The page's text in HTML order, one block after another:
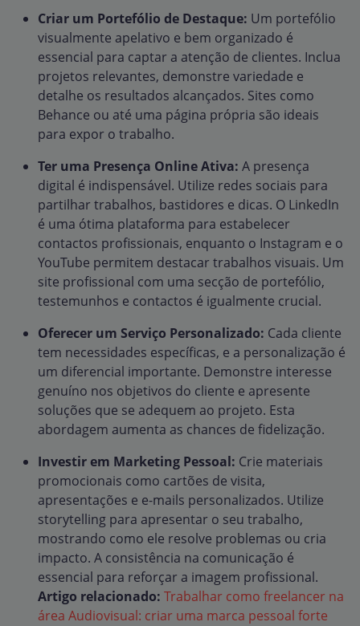
Criar um Portefólio de Destaque: Um portefólio
visualmente apelativo e bem organizado é
essencial para captar a atenção de clientes. Inclua
projetos relevantes, demonstre variedade e
detalhe os resultados alcançados. Sites como
Behance ou até uma página própria são ideais
para expor o trabalho.
Ter uma Presença Online Ativa: A presença
digital é indispensável. Utilize redes sociais para
partilhar trabalhos, bastidores e dicas. O LinkedIn
é uma ótima plataforma para estabelecer
contactos profissionais, enquanto o Instagram e o
YouTube permitem destacar trabalhos visuais. Um
site profissional com uma secção de portefólio,
testemunhos e contactos é igualmente crucial.
Oferecer um Serviço Personalizado: Cada cliente
tem necessidades específicas, e a personalização é
um diferencial importante. Demonstre interesse
genuíno nos objetivos do cliente e apresente
soluções que se adequem ao projeto. Esta
abordagem aumenta as chances de fidelização.
Investir em Marketing Pessoal: Crie materiais
promocionais como cartões de visita,
apresentações e e-mails personalizados. Utilize
storytelling para apresentar o seu trabalho,
mostrando como ele resolve problemas ou cria
impacto. A consistência na comunicação é
essencial para reforçar a imagem profissional.
Artigo relacionado: Trabalhar como freelancer na
área Audiovisual: criar uma marca pessoal forte